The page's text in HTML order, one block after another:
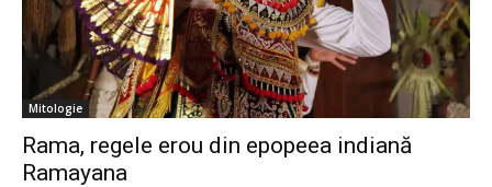
Mitologie
Rama, regele erou din epopeea indiană
Ramayana